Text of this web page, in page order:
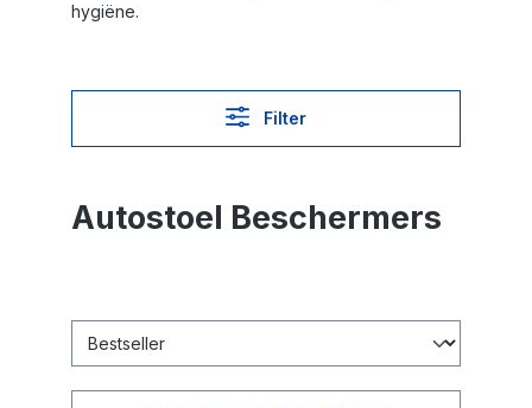
hygiëne.
Filter
Autostoel Beschermers